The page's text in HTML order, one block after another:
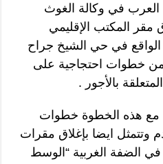
العرب في وكالة الغوث
مقر المكتب الإقليمي
الواقع في حي الشيخ جراح
خطوات احتجاجية على
بالأجور .
مع هذه الخطوة خطوات
وتتمثل ايضا بإغلاق مقرات
في الضفة الغربية “الوسط